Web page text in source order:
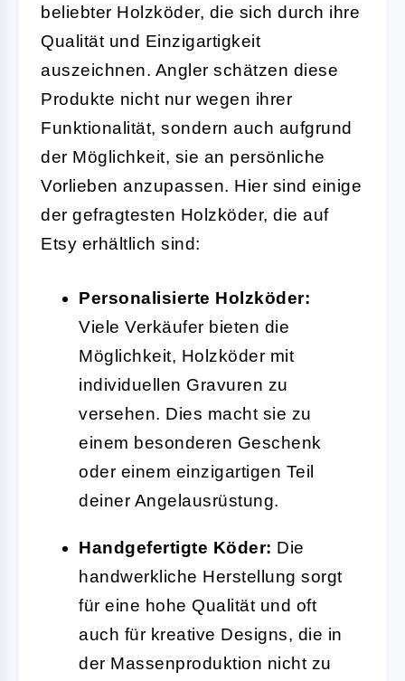
beliebter Holzköder, die sich durch ihre
Qualität und Einzigartigkeit
auszeichnen. Angler schätzen diese
Produkte nicht nur wegen ihrer
Funktionalität, sondern auch aufgrund
der Möglichkeit, sie an persönliche
Vorlieben anzupassen. Hier sind einige
der gefragtesten Holzköder, die auf
Etsy erhältlich sind:
Personalisierte Holzköder:
Viele Verkäufer bieten die
Möglichkeit, Holzköder mit
individuellen Gravuren zu
versehen. Dies macht sie zu
einem besonderen Geschenk
oder einem einzigartigen Teil
deiner Angelausrüstung.
Handgefertigte Köder: Die
handwerkliche Herstellung sorgt
für eine hohe Qualität und oft
auch für kreative Designs, die in
der Massenproduktion nicht zu